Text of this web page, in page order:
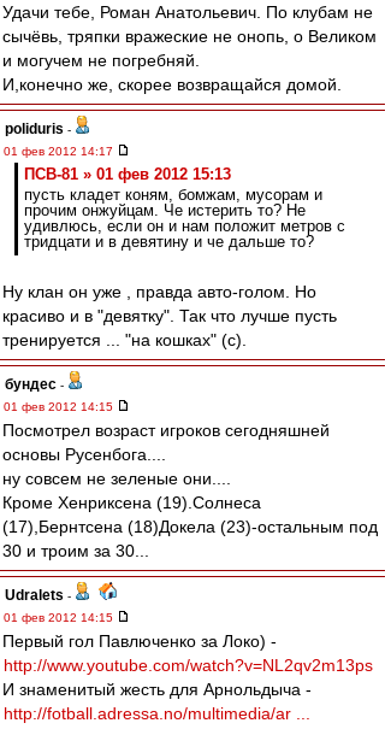
Удачи тебе, Роман Анатольевич. По клубам не
сычёвь, тряпки вражеские не онопь, о Великом
и могучем не погребняй.
И,конечно же, скорее возвращайся домой.
poliduris -
01 фев 2012 14:17
ПСВ-81 » 01 фев 2012 15:13
пусть кладет коням, бомжам, мусорам и
прочим онжуйцам. Че истерить то? Не
удивлюсь, если он и нам положит метров с
тридцати и в девятину и че дальше то?
Ну клан он уже , правда авто-голом. Но
красиво и в "девятку". Так что лучше пусть
тренируется ... "на кошках" (с).
бундес -
01 фев 2012 14:15
Посмотрел возраст игроков сегодняшней
основы Русенбога....
ну совсем не зеленые они....
Кроме Хенриксена (19).Солнеса
(17),Бернтсена (18)Докела (23)-остальным под
30 и троим за 30...
Udralets -
01 фев 2012 14:15
Первый гол Павлюченко за Локо) -
http://www.youtube.com/watch?v=NL2qv2m13ps
И знаменитый жесть для Арнольдыча -
http://fotball.adressa.no/multimedia/ar ...